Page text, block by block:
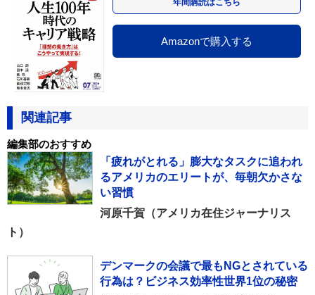
年間購読はこちら
Amazonで購入する
関連記事
編集部のおすすめ
「疲れがとれる」膨大なタスクに追われ
るアメリカのエリートが、毎朝欠かさな
い習慣
河原千賀（アメリカ在住ジャーナリス
ト）
デンマークの会議で最もNGとされている
行為は？ビジネス効率性世界1位の秘密